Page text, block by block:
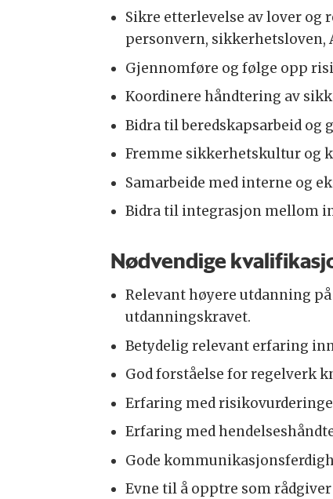
Sikre etterlevelse av lover
personvern, sikkerhetsloven,
Gjennomføre og følge opp
Koordinere håndtering av
Bidra til beredskapsarbeid
Fremme sikkerhetskultur og
Samarbeide med interne og
Bidra til integrasjon mellom
Nødvendige
Relevant høyere utdanning
utdanningskravet.
Betydelig relevant erfaring
God forståelse for regelverk
Erfaring med
Erfaring med
Gode
Evne til å opptre som